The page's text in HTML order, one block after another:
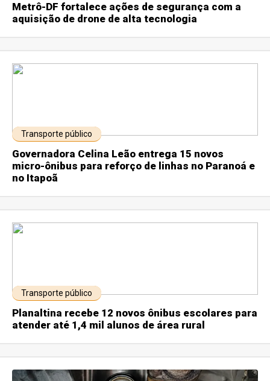
Metrô-DF fortalece ações de segurança com a
aquisição de drone de alta tecnologia
Transporte público
Governadora Celina Leão entrega 15 novos
micro-ônibus para reforço de linhas no Paranoá e
no Itapoã
Transporte público
Planaltina recebe 12 novos ônibus escolares para
atender até 1,4 mil alunos de área rural